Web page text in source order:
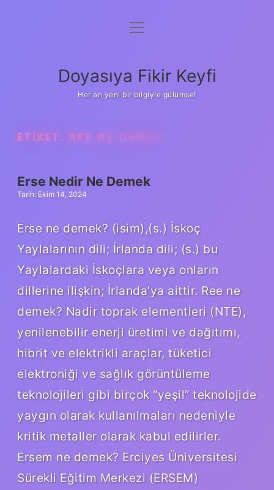
Anasayfa
Yasal Uyarı
menüyü
Doyasıya Fikir Keyfi
Her an yeni bir bilgiyle gülümse!
ETIKET: REE NE DEMEK
Erse Nedir Ne Demek
Tarih: Ekim 14, 2024
Erse ne demek? (isim),(s.) İskoç
Yaylalarının dili; İrlanda dili; (s.) bu
Yaylalardaki İskoçlara veya onların
dillerine ilişkin; İrlanda’ya aittir. Ree ne
demek? Nadir toprak elementleri (NTE),
yenilenebilir enerji üretimi ve dağıtımı,
hibrit ve elektrikli araçlar, tüketici
elektroniği ve sağlık görüntüleme
teknolojileri gibi birçok “yeşil” teknolojide
yaygın olarak kullanılmaları nedeniyle
kritik metaller olarak kabul edilirler.
Ersem ne demek? Erciyes Üniversitesi
Sürekli Eğitim Merkezi (ERSEM)